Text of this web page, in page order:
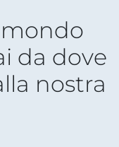
da dove
nostra